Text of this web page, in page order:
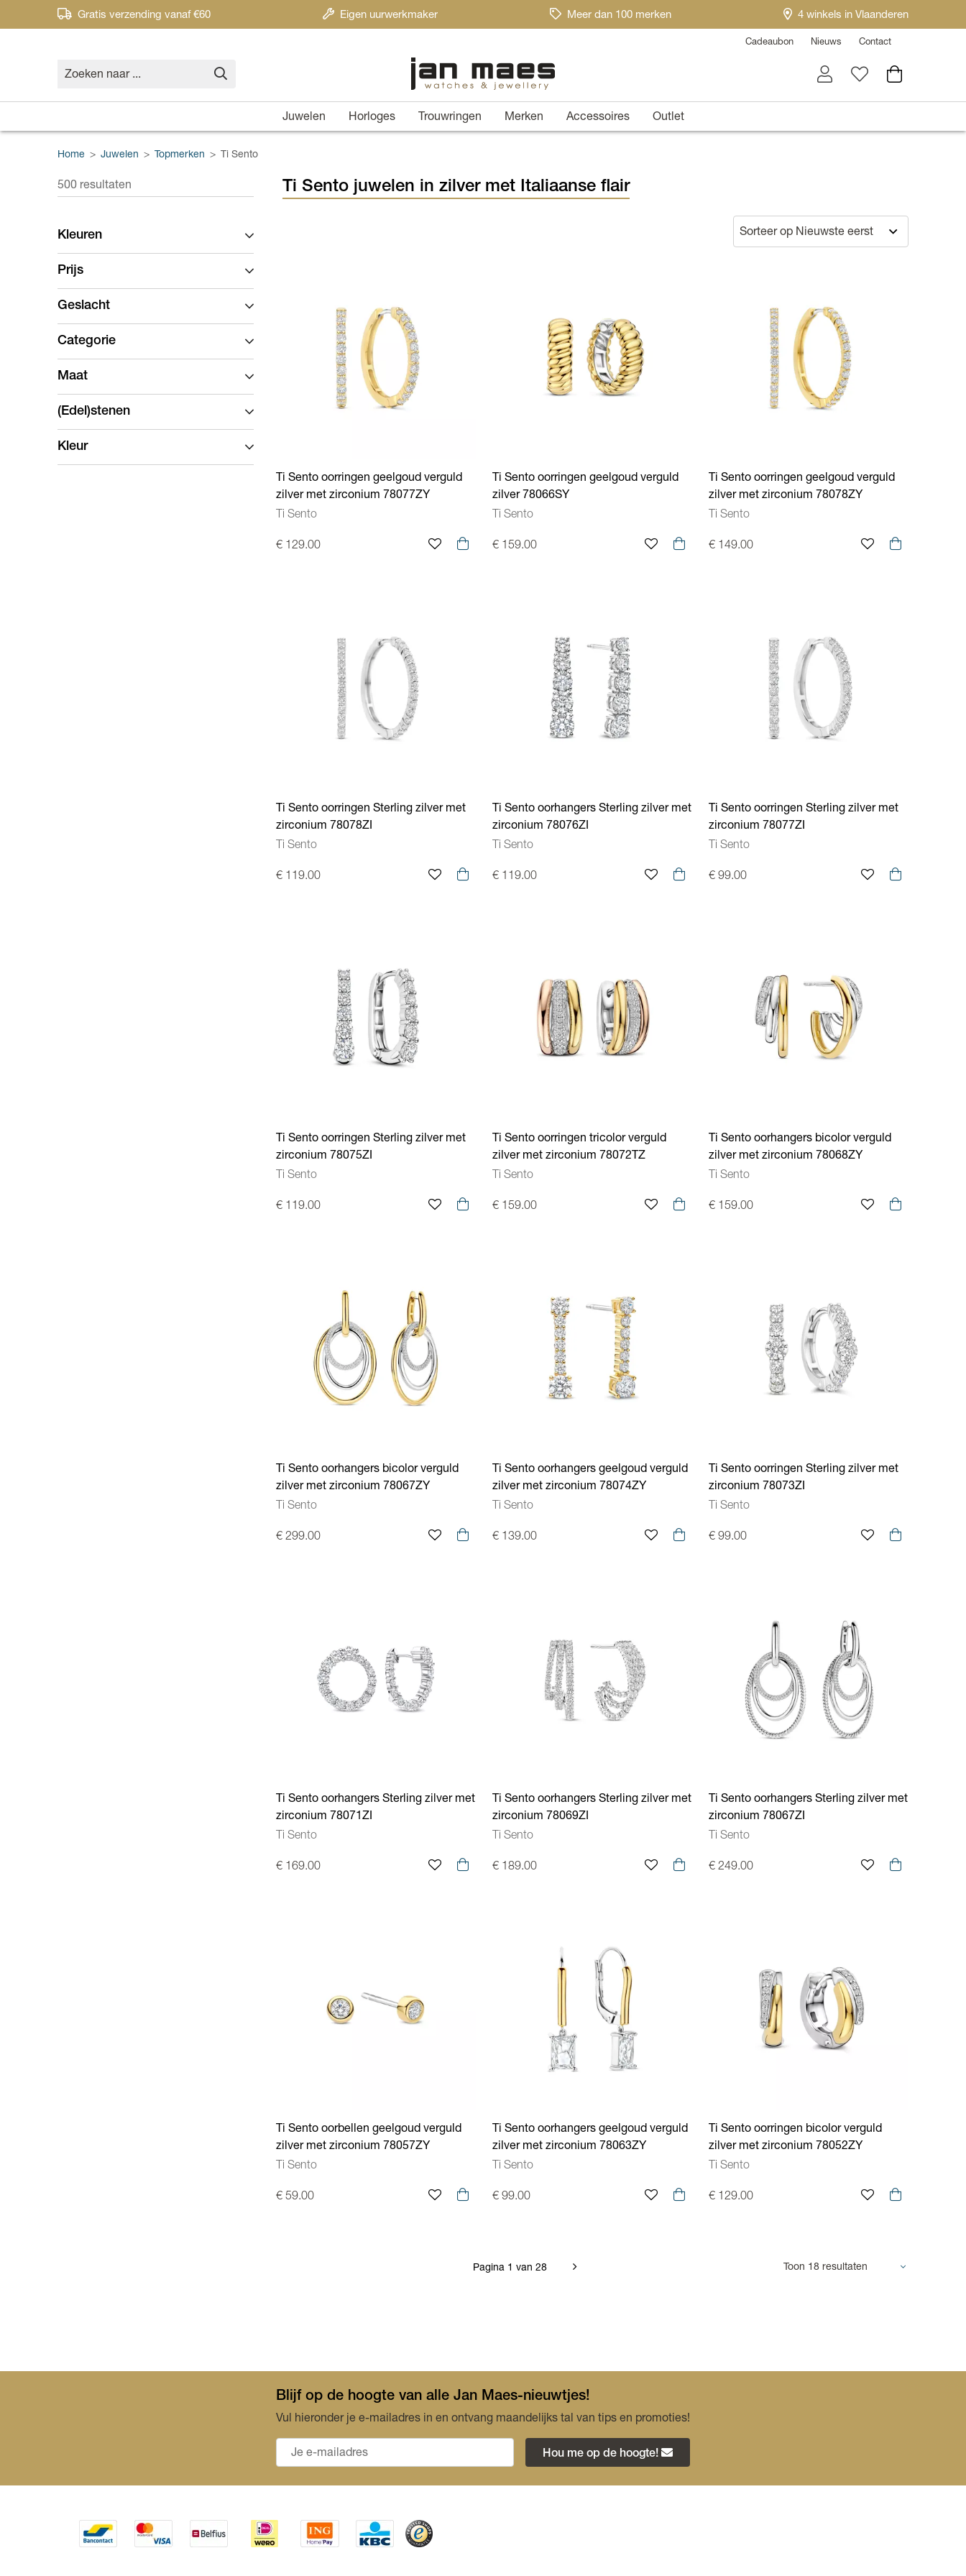
Gratis verzending vanaf €60 Eigen uurwerkmaker Meer dan 100 merken 4 winkels in Vlaanderen
Cadeaubon Nieuws Contact
Juwelen Horloges Trouwringen Merken Accessoires Outlet
Home > Juwelen > Topmerken > Ti Sento
Ti Sento juwelen in zilver met Italiaanse flair
500 resultaten
Kleuren
Prijs
Geslacht
Categorie
Maat
(Edel)stenen
Kleur
Ti Sento oorringen geelgoud verguld
zilver met zirconium 78077ZY
Ti Sento
€ 129.00
Ti Sento oorringen geelgoud verguld
zilver 78066SY
Ti Sento
€ 159.00
Ti Sento oorringen geelgoud verguld
zilver met zirconium 78078ZY
Ti Sento
€ 149.00
Ti Sento oorringen Sterling zilver met
zirconium 78078ZI
Ti Sento
€ 119.00
Ti Sento oorhangers Sterling zilver met
zirconium 78076ZI
Ti Sento
€ 119.00
Ti Sento oorringen Sterling zilver met
zirconium 78077ZI
Ti Sento
€ 99.00
Ti Sento oorringen Sterling zilver met
zirconium 78075ZI
Ti Sento
€ 119.00
Ti Sento oorringen tricolor verguld
zilver met zirconium 78072TZ
Ti Sento
€ 159.00
Ti Sento oorhangers bicolor verguld
zilver met zirconium 78068ZY
Ti Sento
€ 159.00
Ti Sento oorhangers bicolor verguld
zilver met zirconium 78067ZY
Ti Sento
€ 299.00
Ti Sento oorhangers geelgoud verguld
zilver met zirconium 78074ZY
Ti Sento
€ 139.00
Ti Sento oorringen Sterling zilver met
zirconium 78073ZI
Ti Sento
€ 99.00
Ti Sento oorhangers Sterling zilver met
zirconium 78071ZI
Ti Sento
€ 169.00
Ti Sento oorhangers Sterling zilver met
zirconium 78069ZI
Ti Sento
€ 189.00
Ti Sento oorhangers Sterling zilver met
zirconium 78067ZI
Ti Sento
€ 249.00
Ti Sento oorbellen geelgoud verguld
zilver met zirconium 78057ZY
Ti Sento
€ 59.00
Ti Sento oorhangers geelgoud verguld
zilver met zirconium 78063ZY
Ti Sento
€ 99.00
Ti Sento oorringen bicolor verguld
zilver met zirconium 78052ZY
Ti Sento
€ 129.00
Pagina 1 van 28
Blijf op de hoogte van alle Jan Maes-nieuwtjes!
Vul hieronder je e-mailadres in en ontvang maandelijks tal van tips en promoties!
Hou me op de hoogte!